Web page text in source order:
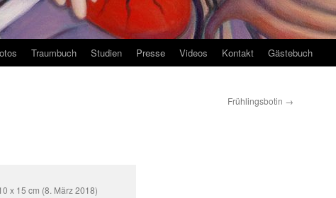
Traumbuch Studien Presse Videos Kontakt Gästebuch
Frühlingsbotin →
x 15 cm (8. März 2018)